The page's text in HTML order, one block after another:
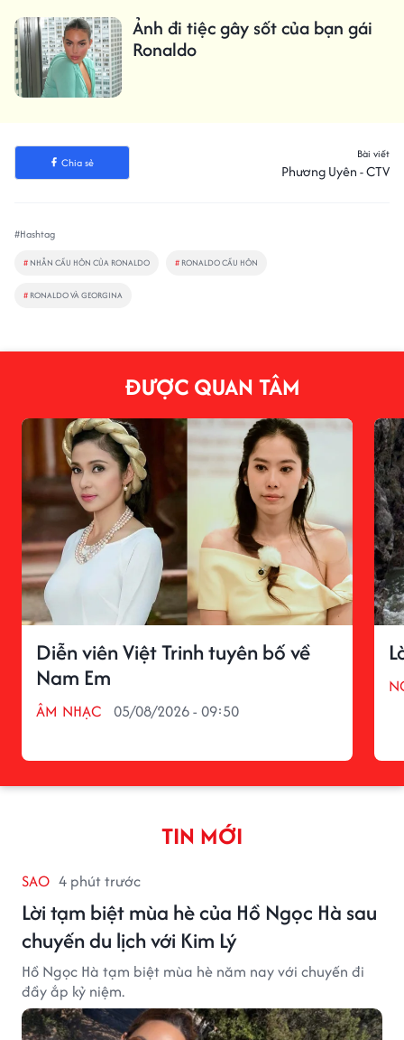
Ảnh đi tiệc gây sốt của bạn gái
Ronaldo
Chia sẻ
Bài viết
Phương Uyên - CTV
#Hashtag
# NHẪN CẦU HÔN CỦA RONALDO # RONALDO CẦU HÔN
# RONALDO VÀ GEORGINA
ĐƯỢC QUAN TÂM
Diễn viên Việt Trinh tuyên bố về
Nam Em
ÂM NHẠC 05/08/2026 - 09:50
TIN MỚI
SAO 4 phút trước
Lời tạm biệt mùa hè của Hồ Ngọc Hà sau
chuyến du lịch với Kim Lý
Hồ Ngọc Hà tạm biệt mùa hè năm nay với chuyến đi
đầy ắp kỷ niệm.